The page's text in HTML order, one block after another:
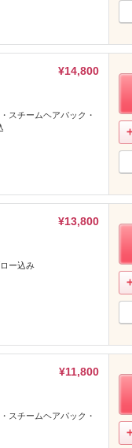
¥14,800
スチームヘアパック・
¥13,800
ー込み
¥11,800
スチームヘアパック・